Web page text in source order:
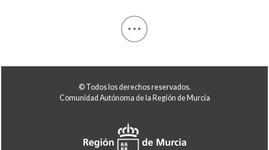
© Todos los derechos reservados.
Comunidad Autónoma de la Región de Murcia